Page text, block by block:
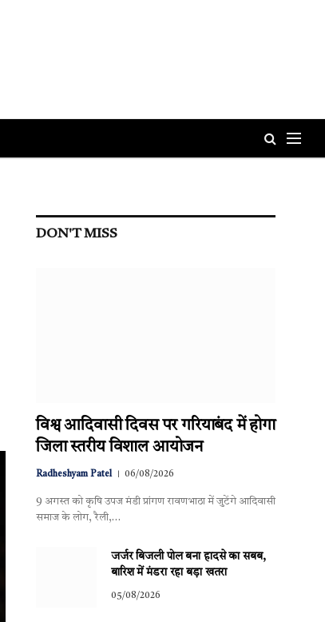
DON'T MISS
विश्व आदिवासी दिवस पर गरियाबंद में होगा
जिला स्तरीय विशाल आयोजन
Radheshyam Patel 06/08/2026
9 अगस्त को कृषि उपज मंडी प्रांगण रावणभाठा में जुटेंगे आदिवासी
समाज के लोग, रैली,…
जर्जर बिजली पोल बना हादसे का सबब,
बारिश में मंडरा रहा बड़ा खतरा
05/08/2026